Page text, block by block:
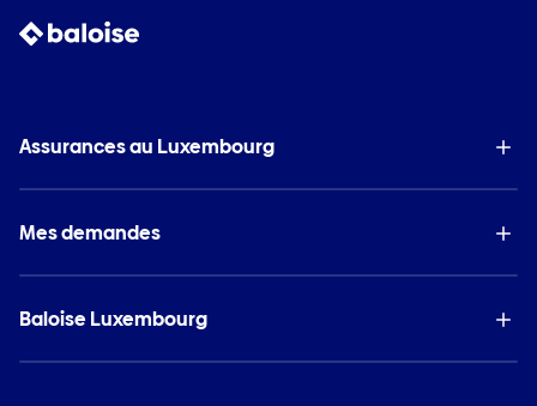
Assurances au Luxembourg
Mes demandes
Baloise Luxembourg